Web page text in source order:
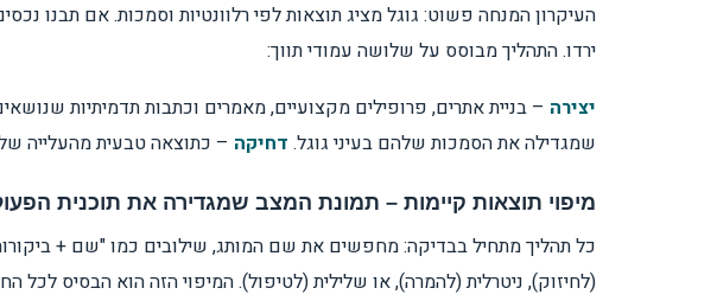
איך מודדים הצלחה בניהול מוניטין?
העיקרון המנחה פשוט: גוגל מציג תוצאות לפי רלוונטיות וסמכות. אם תבנו
ירדו. התהליך מבוסס על שלושה עמודי תווך:
יצירה – בניית אתרים, פרופילים מקצועיים, מאמרים וכתבות תדמיתיות
שמגדילה את הסמכות שלהם בעיני גוגל. דחיקה – כתוצאה טבעית מהעלייה של התוכן
מיפוי תוצאות קיימות – תמונת המצב שמגדירה את תוכנית
כל תהליך מתחיל בבדיקה: מחפשים את שם המותג, שילובים כמו "שם +
(לחיזוק), ניטרלית (להמרה), או שלילית (לטיפול). המיפוי הזה הוא הבסיס לכל